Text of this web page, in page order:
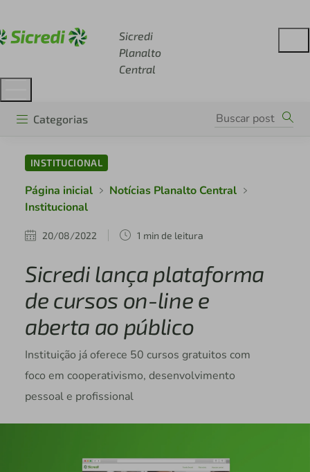
Sicredi
Planalto
Central
Categorias
INSTITUCIONAL
Página inicial
Notícias Planalto Central
Institucional
20/08/2022 1 min de leitura
Sicredi lança plataforma
de cursos on-line e
aberta ao público
Instituição já oferece 50 cursos gratuitos com
foco em cooperativismo, desenvolvimento
pessoal e profissional